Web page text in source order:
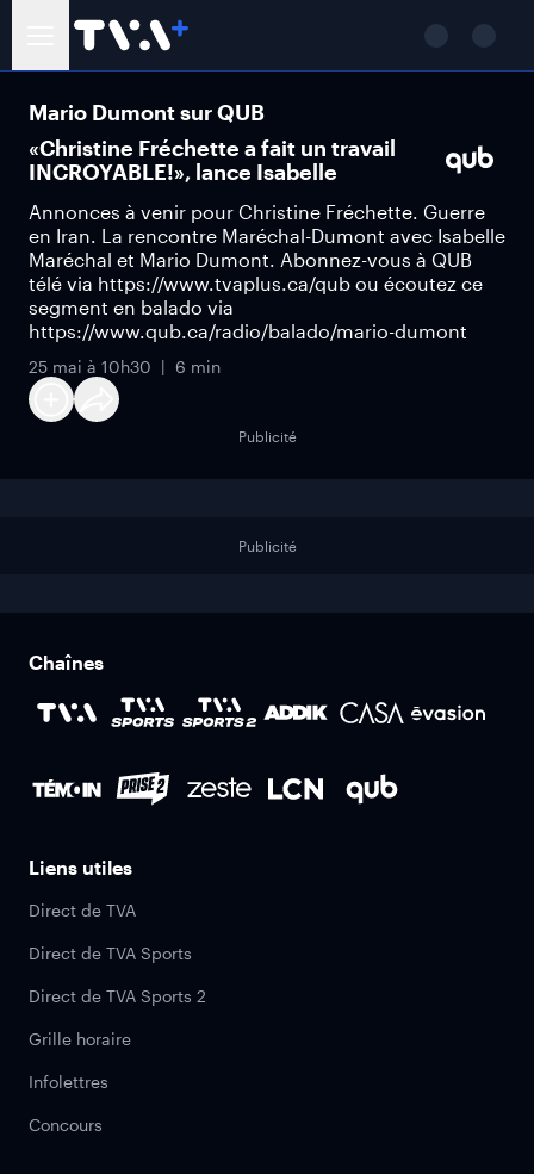
Mario Dumont sur QUB
«Christine Fréchette a fait un travail
INCROYABLE!», lance Isabelle
Annonces à venir pour Christine Fréchette. Guerre
en Iran. La rencontre Maréchal-Dumont avec Isabelle
Maréchal et Mario Dumont. Abonnez-vous à QUB
télé via https://www.tvaplus.ca/qub ou écoutez ce
segment en balado via
https://www.qub.ca/radio/balado/mario-dumont
25 mai à 10h30 6 min
Publicité
Publicité
Chaînes
Liens utiles
Direct de TVA
Direct de TVA Sports
Direct de TVA Sports 2
Grille horaire
Infolettres
Concours